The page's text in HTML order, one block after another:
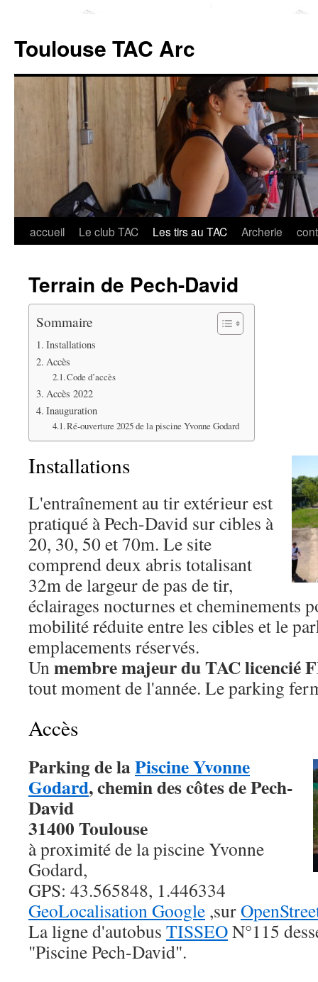
Toulouse TAC Arc
Aller
contenu
accueil Le club TAC Les tirs au TAC Archerie
Terrain de Pech-David
Sommaire
Installations
Accès
Code d’accès
Accès 2022
Inauguration
Ré-ouverture 2025 de la piscine Yvonne Godard
Installations
L'entraînement au tir extérieur est
pratiqué à Pech-David sur cibles à
20, 30, 50 et 70m. Le site
comprend deux abris totalisant
32m de largeur de pas de tir,
éclairages nocturnes et cheminements
mobilité réduite entre les cibles et le
emplacements réservés.
Unmembre majeur du TAC licencié
tout moment de l'année. Le parking
Accès
Parking de laPiscine Yvonne
Godard, chemin des côtes de Pech-
David
31400 Toulouse
à proximité de la piscine Yvonne
Godard,
GPS: 43.565848, 1.446334
GeoLocalisation Google ,sur
La ligne d'autobus TISSEON°115
"Piscine Pech-David".